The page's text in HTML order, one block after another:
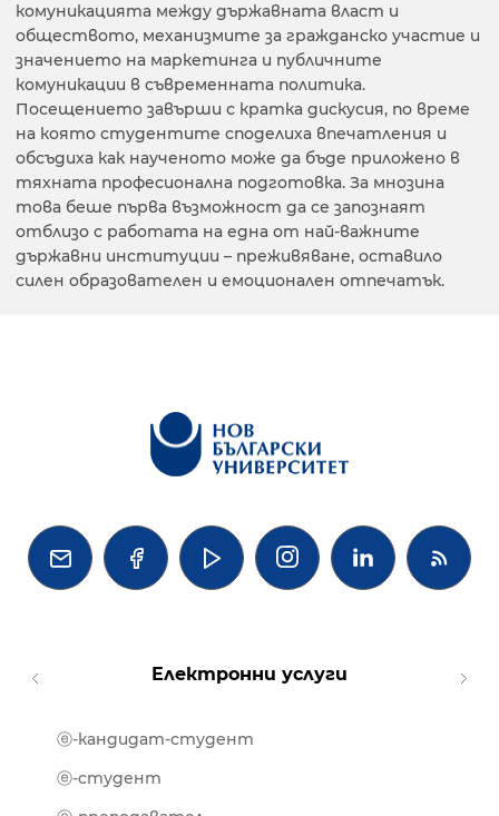
комуникацията между държавната власт и
обществото, механизмите за гражданско участие и
значението на маркетинга и публичните
комуникации в съвременната политика.
Посещението завърши с кратка дискусия, по време
на която студентите споделиха впечатления и
обсъдиха как наученото може да бъде приложено в
тяхната професионална подготовка. За мнозина
това беше първа възможност да се запознаят
отблизо с работата на една от най-важните
държавни институции – преживяване, оставило
силен образователен и емоционален отпечатък.
   
Електронни услуги
ⓔ-кандидат-студент
ⓔ-студент